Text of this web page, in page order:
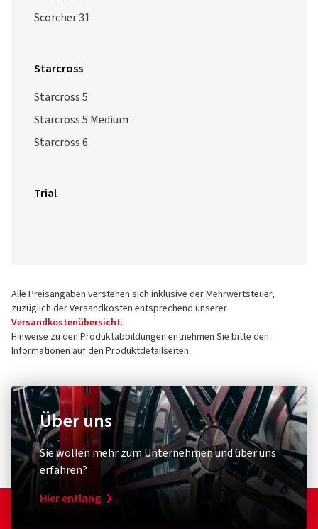
Scorcher 31
Starcross
Starcross 5
Starcross 5 Medium
Starcross 6
Trial
Alle Preisangaben verstehen sich inklusive der Mehrwertsteuer,
zuzüglich der Versandkosten entsprechend unserer
Versandkostenübersicht.
Hinweise zu den Produktabbildungen entnehmen Sie bitte den
Informationen auf den Produktdetailseiten.
Über uns
Sie wollen mehr zum Unternehmen und über uns
erfahren?
Hier entlang